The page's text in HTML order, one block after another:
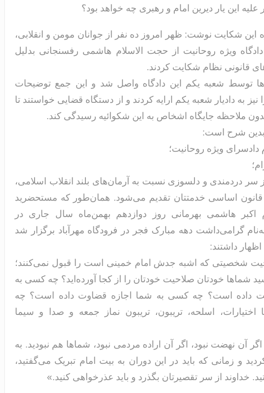
این یار دیرین امام و رهبری چه خواهد بود؟
این شکایت نوشت: ظهر امروز ده نفر از جوانان مومن و انقلابی،
دادگاه ویژه روحانیت از حجت الاسلام هاشمی رفسنجانی بدلیل
قانونی نظام شکایت کردند.
ها توسط شعبه یکم این دادگاه واصل شد و این جمع توضیحات
به دادیار شعبه یکم ارایه کردند و از دستگاه قضایی خواستند تا
ملاحظه جایگاه اشخاص به این شکوائیه رسیدگی کند.
بدین شرح است:
ویژه روحانیت؛
سر دردمندی و دلسوزی نسبت به آرمان‌های بلند انقلاب اسلامی،
قانون اساسی خدمتتان تقدیم می‌شود. همان‌طور که مستحضرید
اکبر هاشمی بهرمانی روز دوازدهم بهمن‌ماه سال جاری در
گرامی‌داشت دهه مبارک فجر در فرودگاه مهرآباد برگزار شد
داشتند:
شخصیتی که اشبه جدش امام خمینی است را قبول نمی‌کنند؛
شماها خودتان صلاحیت خودتان را از کجا آورده‌اید؟ چه کسی به
داده است؟ چه کسی به شما اجازه قضاوت داده است؟ چه
اسلحه، تریبون، تریبون نماز جمعه و صدا و سیما
اگر آن نهضت نبود، اگر آن اراده مردمی نبود، شماها هم نبودید. به
و زمانی که باید در این دوران به بیت امام تبریک می‌گفتید،
خداوند از سر تقصیرتان بگذرد و باید عذرخواهی کنید.»
به یاد او که
داشت / طاهره
حسن دشتی
صمیمیت به
مقدس /
حسن دشتی